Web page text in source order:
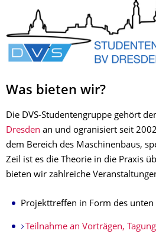
Was bieten wir?
Die DVS-Studentengruppe gehört
Dresden an und ogranisiert seit
dem Bereich des Maschinenbaus,
Zeil ist es die Theorie in die Praxis
bieten wir zahlreiche
Projekttreffen in Form des
Teilnahme an Vorträgen,